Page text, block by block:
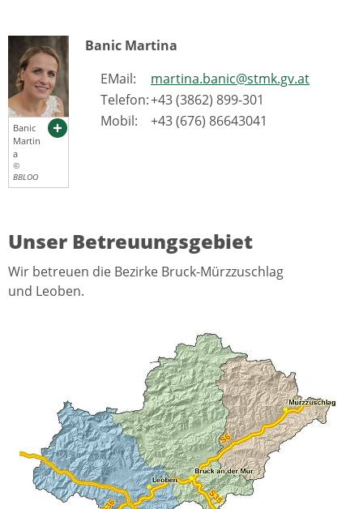
Banic
Martin
a
©
BBLOO
Banic Martina
EMail:
martina.banic@stmk.gv.at
Telefon:+43 (3862) 899-301
Mobil:
+43 (676) 86643041
Unser Betreuungsgebiet
Wir betreuen die Bezirke Bruck-Mürzzuschlag
und Leoben.